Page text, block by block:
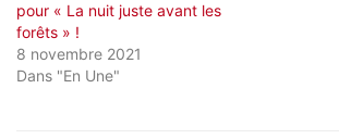
pour « La nuit juste avant les
forêts » !
8 novembre 2021
Dans "En Une"